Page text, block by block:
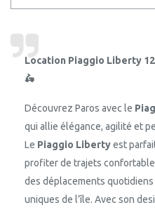
Location Piaggio Liberty
🛵
Découvrez Paros avec le
qui allie élégance, agilité et
Le Piaggio Libertyest
profiter de trajets
des déplacements
uniques de l’île. Avec son